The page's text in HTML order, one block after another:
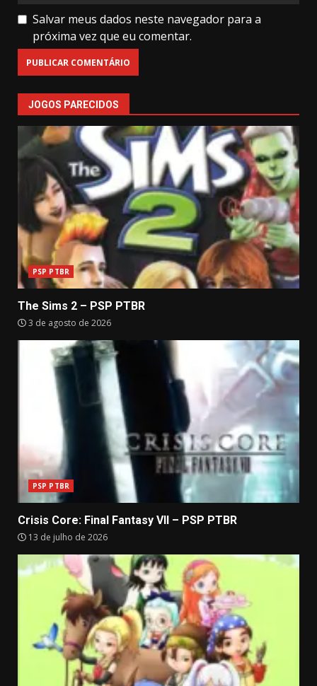
Salvar meus dados neste navegador para a
próxima vez que eu comentar.
JOGOS PARECIDOS
PSP PTBR
The Sims 2 – PSP PTBR
3 de agosto de 2026
PSP PTBR
Crisis Core: Final Fantasy VII – PSP PTBR
13 de julho de 2026